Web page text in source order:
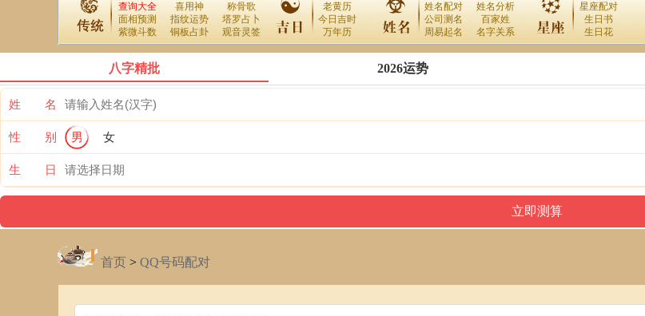
查询大全
喜用神
称骨歌
面相预测
指纹运势
塔罗占卜
紫微斗数
铜板占卦 观音灵签
老黄历
今日吉时
万年历
姓名配对
姓名分析
公司测名
百家姓
周易起名
名字关系
星座配对
生日书
生日花
八字精批 2026运势
姓 名
性 别 男 女
生 日
首页 > QQ号码配对